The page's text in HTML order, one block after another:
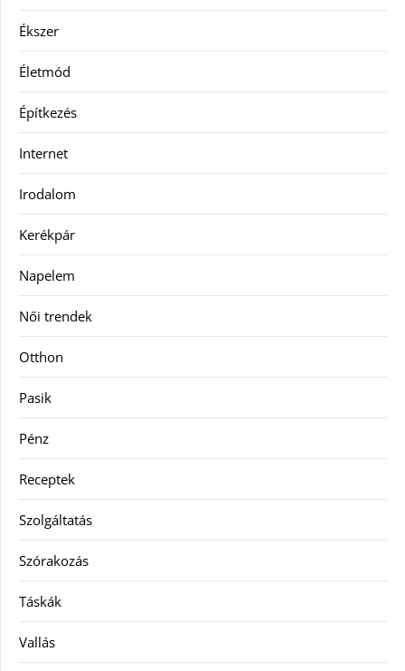
Ékszer
Életmód
Építkezés
Internet
Irodalom
Kerékpár
Napelem
Női trendek
Otthon
Pasik
Pénz
Receptek
Szolgáltatás
Szórakozás
Táskák
Vallás